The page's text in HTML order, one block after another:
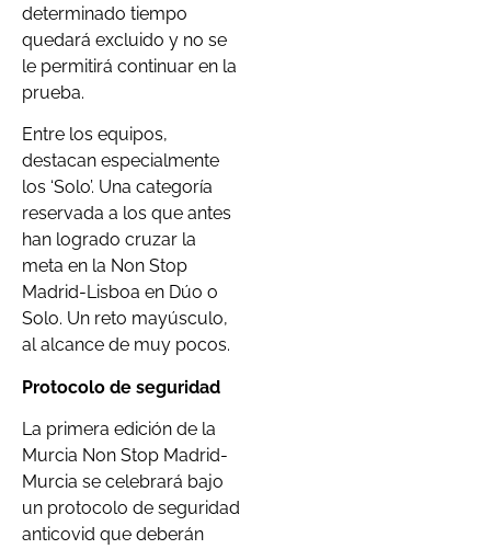
determinado tiempo
quedará excluido y no se
le permitirá continuar en la
prueba.
Entre los equipos,
destacan especialmente
los ‘Solo’. Una categoría
reservada a los que antes
han logrado cruzar la
meta en la Non Stop
Madrid-Lisboa en Dúo o
Solo. Un reto mayúsculo,
al alcance de muy pocos.
Protocolo de seguridad
La primera edición de la
Murcia Non Stop Madrid-
Murcia se celebrará bajo
un protocolo de seguridad
anticovid que deberán